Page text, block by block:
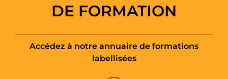
DE FORMATION
Accédez à notre annuaire de formations
labellisées